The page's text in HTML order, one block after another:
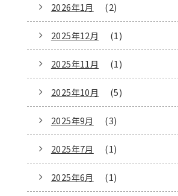
2026年1月 (2)
2025年12月 (1)
2025年11月 (1)
2025年10月 (5)
2025年9月 (3)
2025年7月 (1)
2025年6月 (1)